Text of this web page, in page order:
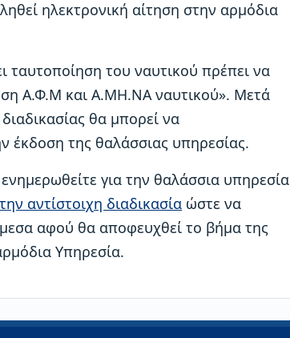
ηλεκτρονική αίτηση στην αρμόδια
ταυτοποίηση του ναυτικού πρέπει να
Α.Φ.Μ και Α.ΜΗ.ΝΑ ναυτικού». Μετά
θα μπορεί να
έκδοση της θαλάσσιας υπηρεσίας.
για την θαλάσσια υπηρεσία
την αντίστοιχη διαδικασία ώστε να
αφού θα αποφευχθεί το βήμα της
Υπηρεσία.